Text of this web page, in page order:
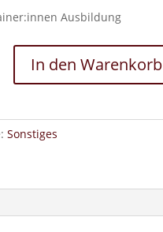
Ausbildung
In den Warenkorb
Sonstiges